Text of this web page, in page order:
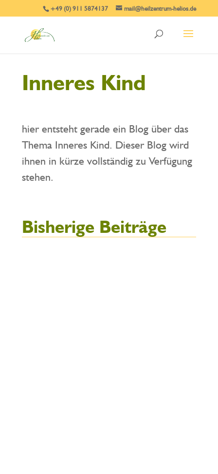
+49 (0) 911 5874137 mail@heilzentrum-helios.de
Inneres Kind
hier entsteht gerade ein Blog über das
Thema Inneres Kind. Dieser Blog wird
ihnen in kürze vollständig zu Verfügung
stehen.
Bisherige Beiträge